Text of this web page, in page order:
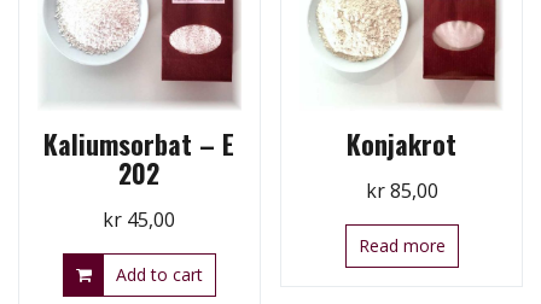
Kaliumsorbat – E
202
kr 45,00
Add to cart
Konjakrot
kr85,00
Read more